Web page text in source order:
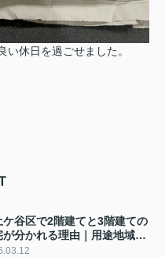
休日を過ごせました。
ケ谷区で2階建てと3階建ての
が分かれる理由｜用途地域・
率・高さ制限を解説